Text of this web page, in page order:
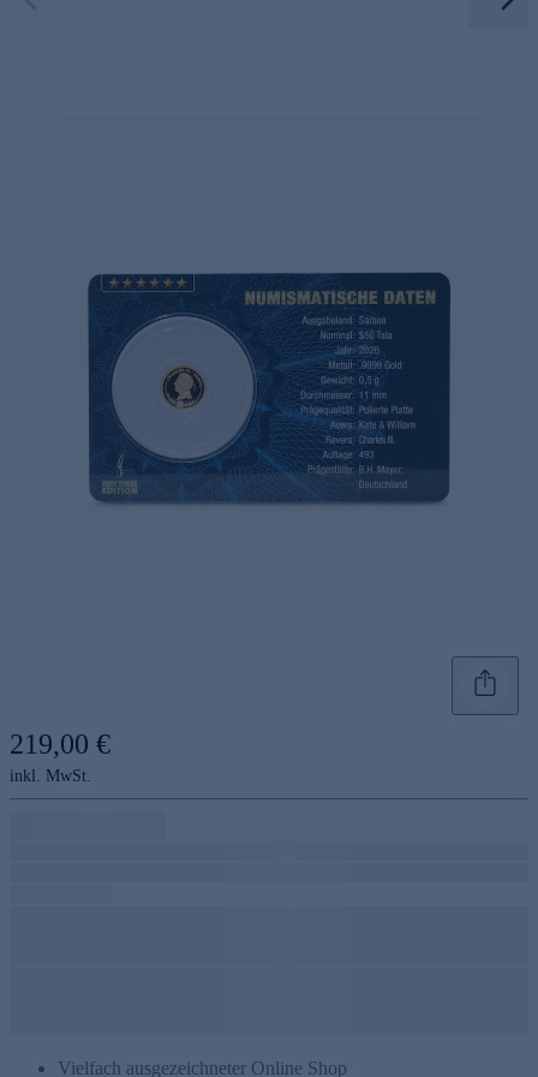
219,00 €
inkl. MwSt.
Vielfach ausgezeichneter Online Shop